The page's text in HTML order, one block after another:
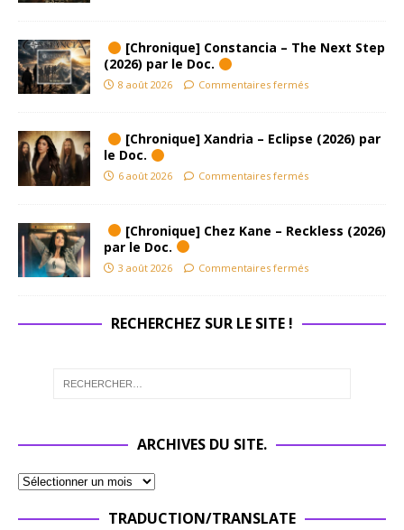
[Chronique] Constancia – The Next Step
(2026) par le Doc.
8 août 2026 Commentaires fermés
[Chronique] Xandria – Eclipse (2026) par
le Doc.
6 août 2026 Commentaires fermés
[Chronique] Chez Kane – Reckless (2026)
par le Doc.
3 août 2026 Commentaires fermés
RECHERCHEZ SUR LE SITE !
ARCHIVES DU SITE.
TRADUCTION/TRANSLATE